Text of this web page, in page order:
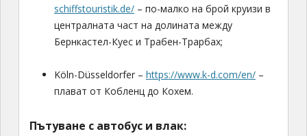
schiffstouristik.de/– по-малко на брой круизи в
централната част на долината между
Бернкастел-Куес и Трабен-Трарбах;
Köln-Düsseldorfer – https://www.k-d.com/en/–
плават от Кобленц до Кохем.
Пътуване с автобус и влак: